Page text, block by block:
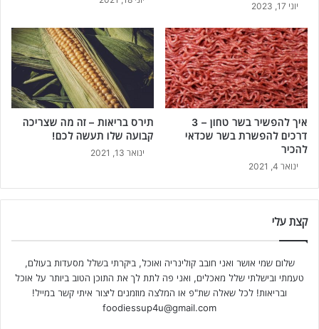
יוני 17, 2023
איך להפשיר בשר טחון – 3
דרכים להפשרת בשר שכדאי
להכיר
ינואר 4, 2021
תירס בריאות – זה מה שצריכה
קבועה שלו תעשה לכם!
ינואר 13, 2021
קצת עלי
שלום שמי אושר ואני חובב קולינריה ואוכל, ביקרתי בשלל מסעדות בעולם,
טעמתי ובישלתי שלל מאכלים, ואני פה לתת לך את התוכן הטוב ביותר על אוכל
ובריאות! לכל שאלה שת"פ או המלצה מוזמנים ליצור איתי קשר במייל!
foodiessup4u@gmail.com